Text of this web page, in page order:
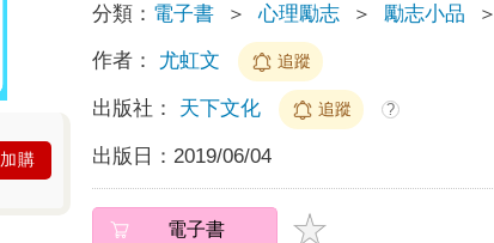
加購
分類： 電子書 ＞ 心理勵志 ＞ 勵志小品 ＞
作者： 尤虹文 追蹤
出版社： 天下文化 追蹤 ?
出版日： 2019/06/04
電子書